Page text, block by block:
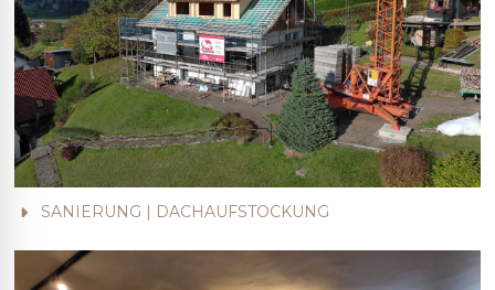
SANIERUNG | DACHAUFSTOCKUNG